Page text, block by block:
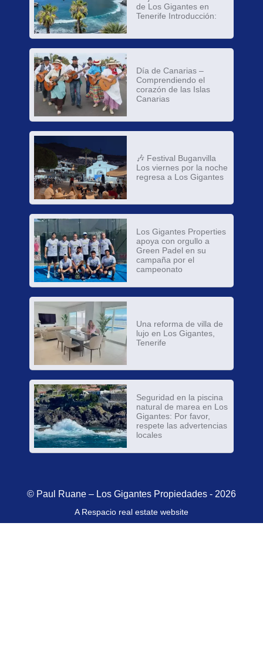
de Los Gigantes en
Tenerife Introducción:
Día de Canarias –
Comprendiendo el
corazón de las Islas
Canarias
🎶 Festival Buganvilla
Los viernes por la noche
regresa a Los Gigantes
Los Gigantes Properties
apoya con orgullo a
Green Padel en su
campaña por el
campeonato
Una reforma de villa de
lujo en Los Gigantes,
Tenerife
Seguridad en la piscina
natural de marea en Los
Gigantes: Por favor,
respete las advertencias
locales
© Paul Ruane – Los Gigantes Propiedades - 2026
A Respacio real estate website